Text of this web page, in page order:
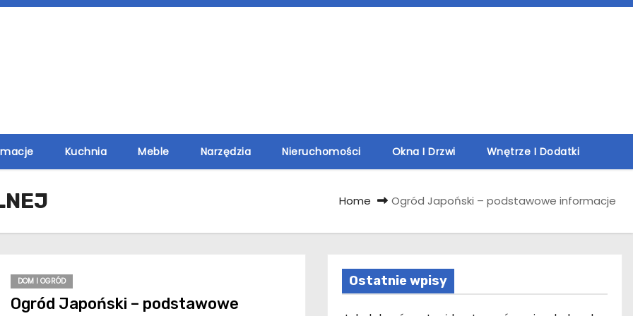
Kuchnia Meble Narzędzia Nieruchomości Okna I Drzwi Wnętrze I Dodatki
Home Ogród Japoński – podstawowe informacje
DOM I OGRÓD
Ogród Japoński – podstawowe
Ostatnie wpisy